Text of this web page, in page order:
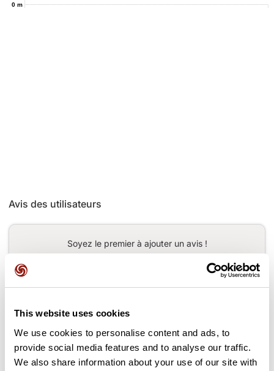
This website uses cookies
We use cookies to personalise content and ads, to
provide social media features and to analyse our traffic.
We also share information about your use of our site with
0 m
Avis des utilisateurs
Soyez le premier à ajouter un avis !
Cols le long du parcours